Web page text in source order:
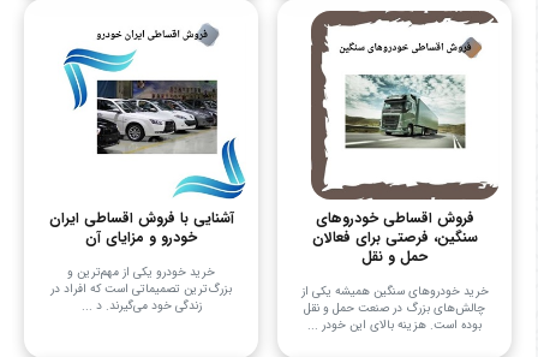
فروش اقساطی خودروهای
سنگین، فرصتی برای فعالان
حمل و نقل
خرید خودروهای سنگین همیشه یکی از
چالش‌های بزرگ در صنعت حمل و نقل
بوده است. هزینه بالای این خودر ...
آشنایی با فروش اقساطی ایران
خودرو و مزایای آن
خرید خودرو یکی از مهم‌ترین و
بزرگ‌ترین تصمیماتی است که افراد در
زندگی خود می‌گیرند. د ...